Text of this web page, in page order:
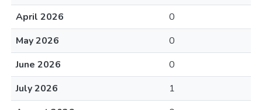
April 2026
0
May 2026
0
June 2026
0
July 2026
1